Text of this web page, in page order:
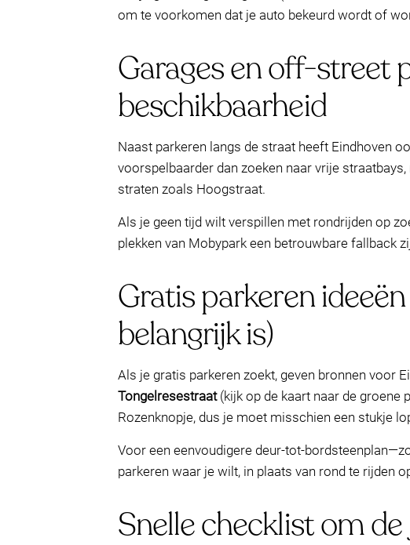
om te voorkomen dat je auto bekeurd wordt of
Garages en off-street
beschikbaarheid
Naast parkeren langs de straat heeft Eindhoven
voorspelbaarder dan zoeken naar vrije
straten zoals Hoogstraat.
Als je geen tijd wilt verspillen met rondrijden op
plekken van Mobypark een betrouwbare fallback
Gratis parkeren
belangrijk is)
Als je gratis parkeren zoekt, geven bronnen voor
Tongelresestraat(kijk op de kaart naar de groene
Rozenknopje, dus je moet misschien een stukje
Voor een eenvoudigere deur-tot-
parkeren waar je wilt, in plaats van rond te rijden
Snelle checklist om